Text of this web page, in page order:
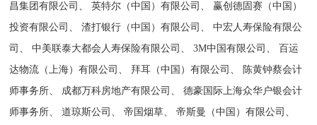
昌集团有限公司、 英特尔（中国）有限公司、 赢创德固赛（中国）
投资有限公司、 渣打银行（中国）有限公司、 中宏人寿保险有限公
司、 中美联泰大都会人寿保险有限公司、 3M中国有限公司、 百运
达物流（上海）有限公司、 拜耳（中国）有限公司、 陈黄钟蔡会计
师事务所、 成都万科房地产有限公司、 德豪国际上海众华户银会计
师事务所、 道琼斯公司、 帝国烟草、 帝斯曼（中国）有限公司、